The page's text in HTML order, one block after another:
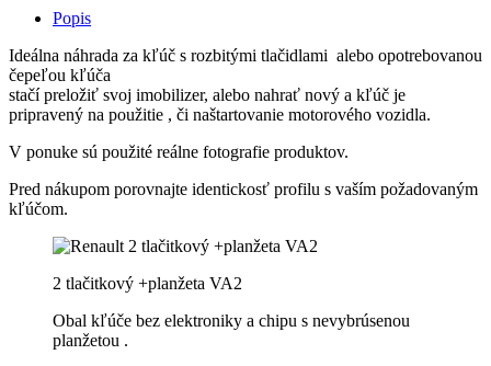
Popis
Ideálna náhrada za kľúč s rozbitými tlačidlami alebo opotrebovanou
čepeľou kľúča
stačí preložiť svoj imobilizer, alebo nahrať nový a kľúč je
pripravený na použitie , či naštartovanie motorového vozidla.
V ponuke sú použité reálne fotografie produktov.
Pred nákupom porovnajte identickosť profilu s vaším požadovaným
kľúčom.
2 tlačitkový +planžeta VA2
Obal kľúče bez elektroniky a chipu s nevybrúsenou
planžetou .